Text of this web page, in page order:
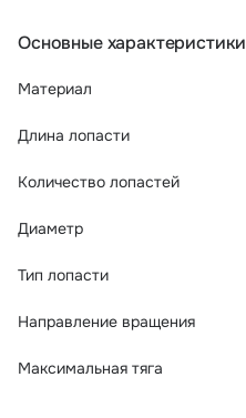
Основные характеристики
Материал
Длина лопасти
Количество лопастей
Диаметр
Тип лопасти
Направление вращения
Максимальная тяга